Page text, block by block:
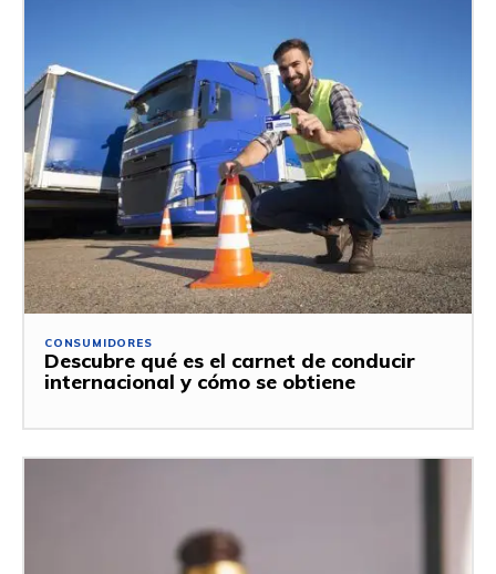
CONSUMIDORES
Descubre qué es el carnet de conducir
internacional y cómo se obtiene